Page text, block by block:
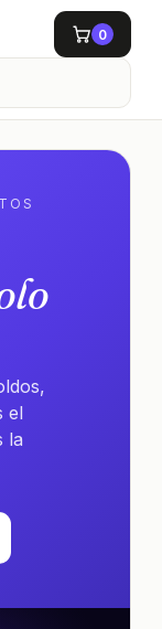
0
el
la